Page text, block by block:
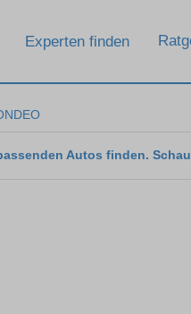
Experten finden
Autos finden.